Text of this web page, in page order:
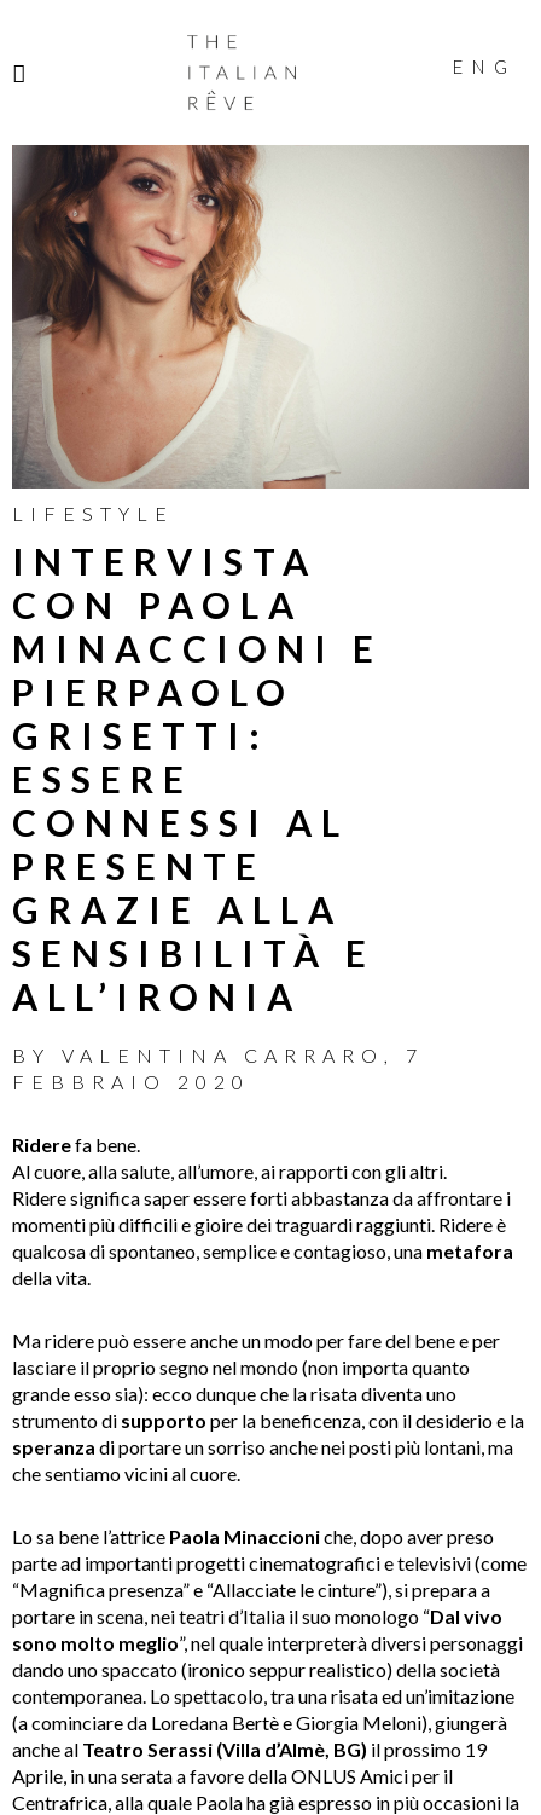
ITALIAN
RÊVE
ENG
LIFESTYLE
INTERVISTA
CON PAOLA
MINACCIONI E
PIERPAOLO
GRISETTI:
ESSERE
CONNESSI AL
PRESENTE
GRAZIE ALLA
SENSIBILITÀ E
ALL’IRONIA
BY VALENTINA CARRARO
7
FEBBRAIO 2020
Riderefa bene.
Al cuore, alla salute, all’umore, ai rapporti con gli altri.
Ridere significa saper essere forti abbastanza da affrontare i
momenti più difficili e gioire dei traguardi raggiunti. Ridere è
qualcosa di spontaneo, semplice e contagioso, una metafora
della vita.
Ma ridere può essere anche un modo per fare del bene e per
lasciare il proprio segno nel mondo (non importa quanto
grande esso sia): ecco dunque che la risata diventa uno
strumento di supporto per la beneficenza, con il desiderio e la
speranza di portare un sorriso anche nei posti più lontani, ma
che sentiamo vicini al cuore.
Lo sa bene l’attrice Paola Minaccioniche, dopo aver preso
parte ad importanti progetti cinematografici e televisivi (come
“Magnifica presenza” e “Allacciate le cinture”), si prepara a
portare in scena, nei teatri d’Italia il suo monologo “Dal vivo
sono molto meglio”, nel quale interpreterà diversi personaggi
dando uno spaccato (ironico seppur realistico) della società
contemporanea. Lo spettacolo, tra una risata ed un’imitazione
(a cominciare da Loredana Bertè e Giorgia Meloni), giungerà
anche al Teatro Serassi (Villa d’Almè, BG) il prossimo 19
Aprile, in una serata a favore della ONLUS Amici per il
Centrafrica, alla quale Paola ha già espresso in più occasioni la